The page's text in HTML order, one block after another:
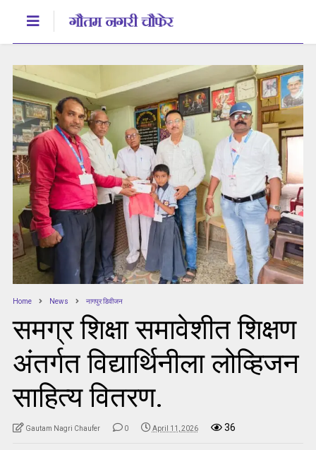
Home News नागपुर डिवीजन
समग्र शिक्षा समावेशीत शिक्षण
अंतर्गत विद्यार्थिनीला लोव्हिजन
साहित्य वितरण.
Gautam Nagri Chaufer 0 April 11, 2026 36